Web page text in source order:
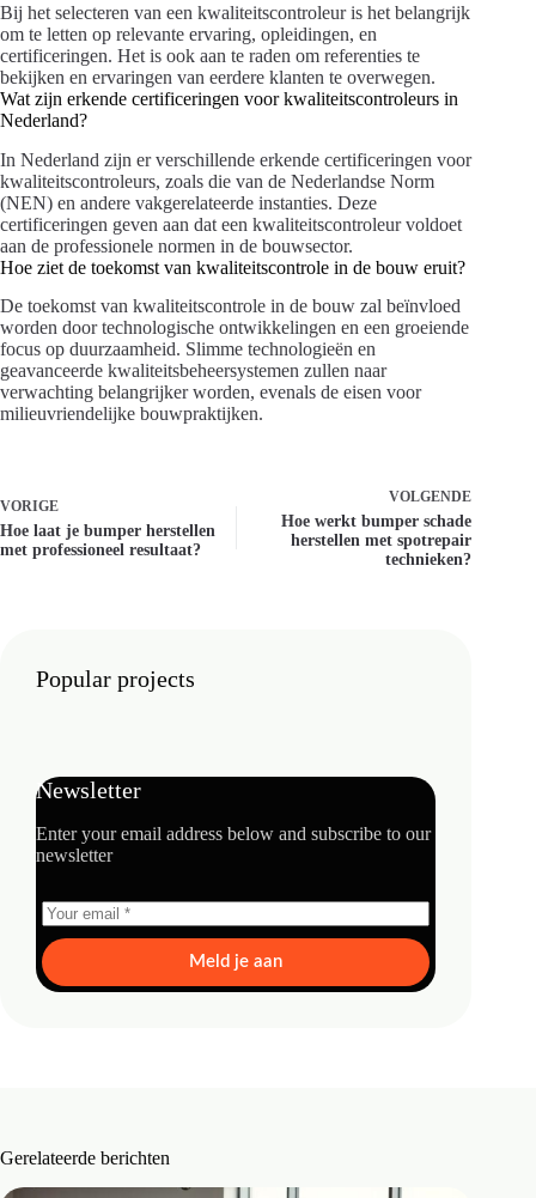
Bij het selecteren van een kwaliteitscontroleur is het belangrijk
om te letten op relevante ervaring, opleidingen, en
certificeringen. Het is ook aan te raden om referenties te
bekijken en ervaringen van eerdere klanten te overwegen.
Wat zijn erkende certificeringen voor kwaliteitscontroleurs in
Nederland?
In Nederland zijn er verschillende erkende certificeringen voor
kwaliteitscontroleurs, zoals die van de Nederlandse Norm
(NEN) en andere vakgerelateerde instanties. Deze
certificeringen geven aan dat een kwaliteitscontroleur voldoet
aan de professionele normen in de bouwsector.
Hoe ziet de toekomst van kwaliteitscontrole in de bouw eruit?
De toekomst van kwaliteitscontrole in de bouw zal beïnvloed
worden door technologische ontwikkelingen en een groeiende
focus op duurzaamheid. Slimme technologieën en
geavanceerde kwaliteitsbeheersystemen zullen naar
verwachting belangrijker worden, evenals de eisen voor
milieuvriendelijke bouwpraktijken.
VORIGE
Hoe laat je bumper herstellen
met professioneel resultaat?
VOLGENDE
Hoe werkt bumper schade
herstellen met spotrepair
technieken?
Popular projects
Newsletter
Enter your email address below and subscribe to our
newsletter
Meld je aan
Gerelateerde berichten